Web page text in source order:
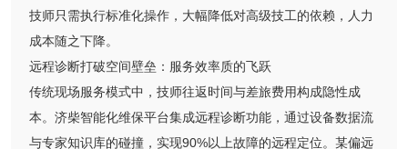
技师只需执行标准化操作，大幅降低对高级技工的依赖，人力
成本随之下降。
远程诊断打破空间壁垒：服务效率质的飞跃
传统现场服务模式中，技师往返时间与差旅费用构成隐性成
本。济柴智能化维保平台集成远程诊断功能，通过设备数据流
与专家知识库的碰撞，实现90%以上故障的远程定位。某偏远